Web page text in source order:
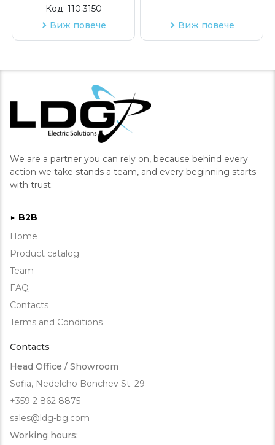
Код: 110.3150
Виж повече
Виж повече
We are a partner you can rely on, because behind every
action we take stands a team, and every beginning starts
with trust.
► B2B
Home
Product catalog
Team
FAQ
Contacts
Terms and Conditions
Contacts
Head Office / Showroom
Sofia, Nedelcho Bonchev St. 29
+359 2 862 8875
sales@ldg-bg.com
Working hours: